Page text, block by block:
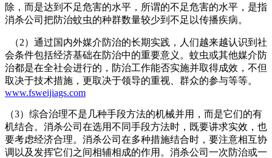
除，而是达到不足危害的水平，所谓的不足危害的水平，是指
消杀公司把防治蚊虫的种群数量较少到不足以传播疾病。
（2）通过国内外媒介防治的长期实践，人们越来越认识到社
会条件包括经济基础在防治中的重要意义。蚊虫或其他媒介防
治都是在全社会进行的，防治工作能否实施并取得成效，不但
取决于技术措施，更取决于领导的重视、群众的参与等等。
www.fsweijiags.com
（3）综合治理不是几种手段方法的机械并用，而是它们的有
机结合。消杀公司在选用不同手段方法时，既要讲求实效，也
要考虑经济合理。消杀公司在多种措施结合时，要注意相互协
调以及发挥它们之间相辅相成的作用。消杀公司一次防治或一